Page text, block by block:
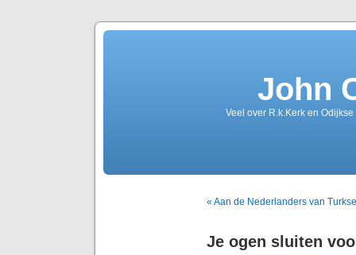
John
Veel over R.k.Kerk en
« Aan de Nederlanders van
Je ogen sluiten